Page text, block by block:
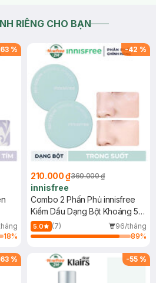
RIÊNG CHO BẠN
63 %
18%
-42 %
210.000 ₫360.000 ₫
innisfree
Combo 2 Phấn Phủ innisfree
Kiềm Dầu Dạng Bột Khoáng 5g
(Mới)
5.0 (7)
96/tháng
89%
63 % -55 %